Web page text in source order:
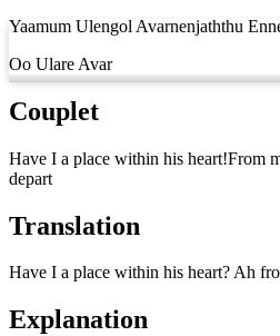
Yaamum Ulengol Avarnenjaththu
Oo Ulare Avar
Couplet
Have I a place within his heart!From
depart
Translation
Have I a place within his heart? Ah
Explanation